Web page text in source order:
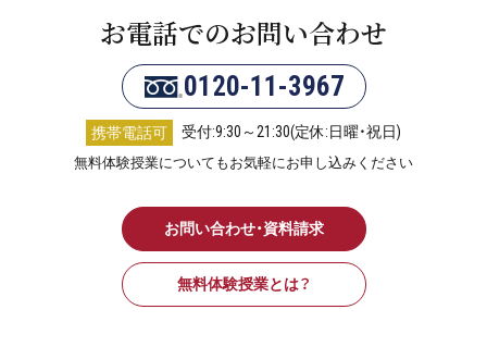
お電話でのお問い合わせ
0120-11-3967
携帯電話可 受付:9:30～21:30(定休:日曜・祝日)
無料体験授業についてもお気軽にお申し込みください
お問い合わせ・資料請求
無料体験授業とは？